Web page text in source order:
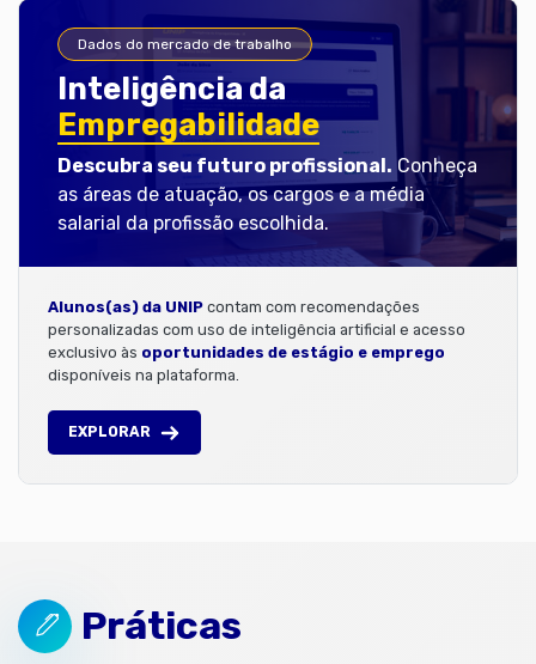
Dados do mercado de trabalho
Inteligência da
Empregabilidade
Descubra seu futuro profissional. Conheça
as áreas de atuação, os cargos e a média
salarial da profissão escolhida.
Alunos(as) da UNIP contam com recomendações
personalizadas com uso de inteligência artificial e acesso
exclusivo às oportunidades de estágio e emprego
disponíveis na plataforma.
EXPLORAR
Práticas